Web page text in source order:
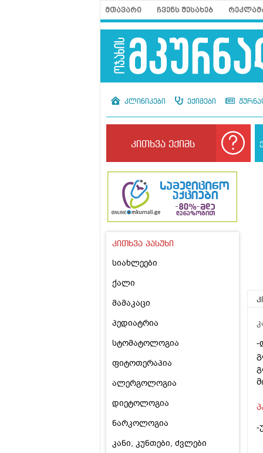
მთავარი ჩვენს შესახებ
კლინიკები ექიმები
კითხვა ექიმს
კითხვა პასუხი
სიახლეები
ქალი
მამაკაცი
პედიატრია
სტომატოლოგია
ფიტოთერაპია
ალერგოლოგია
დიეტოლოგია
ნარკოლოგია
კანი, კუნთები, ძვლები
-
-